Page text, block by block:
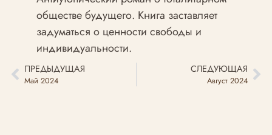
обществе будущего. Книга заставляет
задуматься о ценности свободы и
индивидуальности.
ПРЕДЫДУЩАЯ
Май 2024
СЛЕДУЮЩАЯ
Август 2024